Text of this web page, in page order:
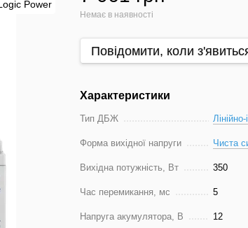
Немає в наявності
Повідомити, коли
Характеристики
Тип ДБЖ
Форма вихідної напруги Чиста
Вихідна потужність, Вт 350
Час перемикання, мс 5
Напруга акумулятора, В 12